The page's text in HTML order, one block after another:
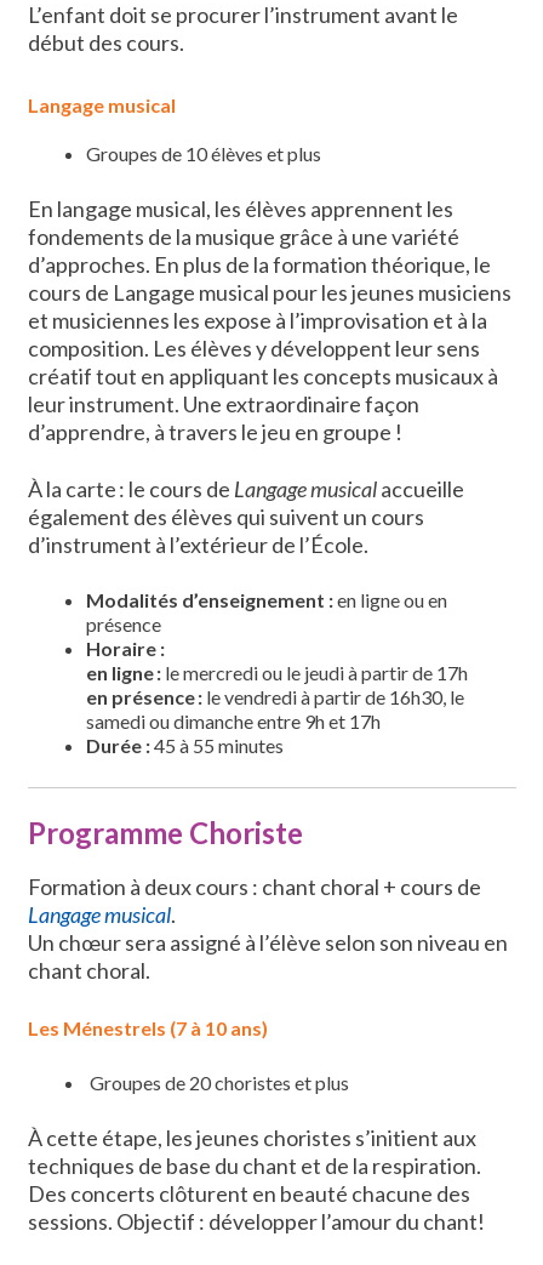
L’enfant doit se procurer l’instrument avant le
début des cours.
Langage musical
Groupes de 10 élèves et plus
En langage musical, les élèves apprennent les
fondements de la musique grâce à une variété
d’approches. En plus de la formation théorique, le
cours de Langage musical pour les jeunes musiciens
et musiciennes les expose à l’improvisation et à la
composition. Les élèves y développent leur sens
créatif tout en appliquant les concepts musicaux à
leur instrument. Une extraordinaire façon
d’apprendre, à travers le jeu en groupe !
À la carte : le cours de Langage musicalaccueille
également des élèves qui suivent un cours
d’instrument à l’extérieur de l’École.
Modalités d’enseignement :en ligne ou en
présence
Horaire :
en ligne : le mercredi ou le jeudi à partir de 17h
en présence : le vendredi à partir de 16h30, le
samedi ou dimanche entre 9h et 17h
Durée :45 à 55 minutes
Programme Choriste
Formation à deux cours : chant choral + cours de
Langage musical.
Un chœur sera assigné à l’élève selon son niveau en
chant choral.
Les Ménestrels (7 à 10 ans)
Groupes de 20 choristes et plus
À cette étape, les jeunes choristes s’initient aux
techniques de base du chant et de la respiration.
Des concerts clôturent en beauté chacune des
sessions. Objectif : développer l’amour du chant!